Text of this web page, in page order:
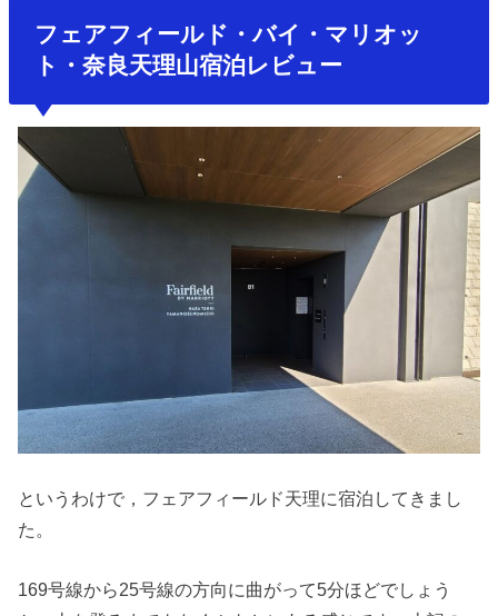
フェアフィールド・バイ・マリオッ
ト・奈良天理山宿泊レビュー
というわけで，フェアフィールド天理に宿泊してきまし
た。
169号線から25号線の方向に曲がって5分ほどでしょう